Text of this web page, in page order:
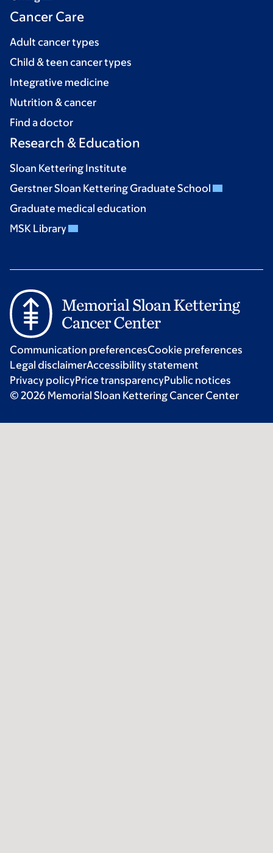
Cancer Care
Adult cancer types
Child & teen cancer types
Integrative medicine
Nutrition & cancer
Find a doctor
Research & Education
Sloan Kettering Institute
Gerstner Sloan Kettering Graduate School
Graduate medical education
MSK Library
Communication preferencesCookie preferences
Legal disclaimerAccessibility statement
Privacy policyPrice transparencyPublic notices
© 2026 Memorial Sloan Kettering Cancer Center